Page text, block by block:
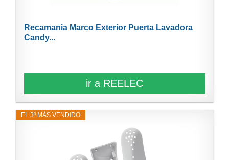
Recamania Marco Exterior Puerta Lavadora
Candy...
ir a REELEC
EL 3º MÁS VENDIDO